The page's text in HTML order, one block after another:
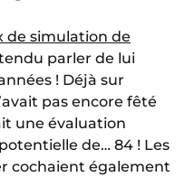
de simulation de
parler de lui
! Déjà sur
pas encore fêté
une évaluation
de… 84 ! Les
cochaient également